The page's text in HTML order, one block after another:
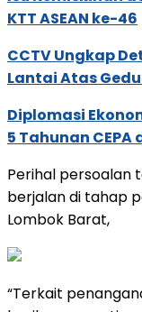
KTT ASEAN ke-46
CCTV Ungkap
Lantai Atas
Diplomasi
5 Tahunan
Perihal persoalan
berjalan di tahap
Lombok Barat,
“Terkait